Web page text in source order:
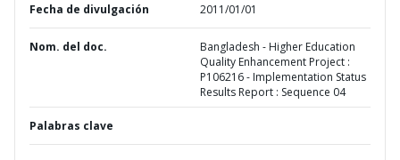
Fecha de divulgación 2011/01/01
Nom. del doc.
Bangladesh - Higher Education
Quality Enhancement Project :
P106216 - Implementation Status
Results Report : Sequence 04
Palabras clave